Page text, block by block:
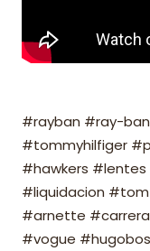
#rayban #ray-
#tommyhilfiger
#hawkers
#liquidacion
#arnette
#vogue